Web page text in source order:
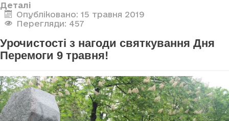
Деталі
Опубліковано: 15 травня 2019
Перегляди: 457
Урочистості з нагоди святкування Дня
Перемоги 9 травня!